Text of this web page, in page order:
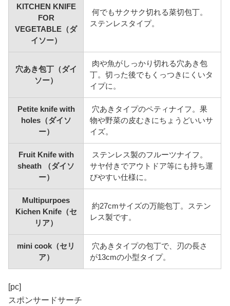
KITCHEN KNIFE
FOR
VEGETABLE（ダ
イソー）
何でもサクサク切れる菜切包丁。
ステンレスタイプ。
穴あき包丁（ダイ
ソー）
肉や魚がしっかり切れる穴あき包
丁。切った後でもくっつきにくいタ
イプに。
Petite knife with
holes（ダイソ
ー）
穴あきタイプのペティナイフ。果
物や野菜の皮むきにちょうどいいサ
イズ。
Fruit Knife with
sheath （ダイソ
ー）
ステンレス製のフルーツナイフ。
サヤ付きでアウトドア等にも持ち運
びやすい仕様に。
Multipurpoes
Kichen Knife（セ
リア）
約27cmサイズの万能包丁。ステン
レス製です。
mini cook（セリ
ア）
穴あきタイプの包丁で、刃の長さ
が13cmの小型タイプ。
[pc]
スポンサードサーチ